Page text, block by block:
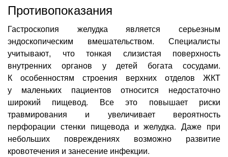
Противопоказания
Гастроскопия желудка является серьезным
эндоскопическим вмешательством. Специалисты
учитывают, что тонкая слизистая поверхность
внутренних органов у детей богата сосудами.
К особенностям строения верхних отделов ЖКТ
у маленьких пациентов относится недостаточно
широкий пищевод. Все это повышает риски
травмирования и увеличивает вероятность
перфорации стенки пищевода и желудка. Даже при
небольших повреждениях возможно развитие
кровотечения и занесение инфекции.